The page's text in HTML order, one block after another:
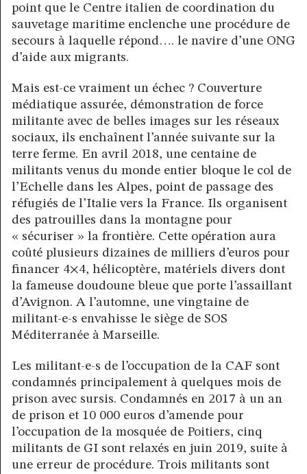
point que le Centre italien de coordination du
sauvetage maritime enclenche une procédure de
secours à laquelle répond…. le navire d’une ONG
d’aide aux migrants.
Mais est-ce vraiment un échec ? Couverture
médiatique assurée, démonstration de force
militante avec de belles images sur les réseaux
sociaux, ils enchaînent l’année suivante sur la
terre ferme. En avril 2018, une centaine de
militants venus du monde entier bloque le col de
l’Echelle dans les Alpes, point de passage des
réfugiés de l’Italie vers la France. Ils organisent
des patrouilles dans la montagne pour
« sécuriser » la frontière. Cette opération aura
coûté plusieurs dizaines de milliers d’euros pour
financer 4×4, hélicoptère, matériels divers dont
la fameuse doudoune bleue que porte l’assaillant
d’Avignon. A l’automne, une vingtaine de
militant-e-s envahisse le siège de SOS
Méditerranée à Marseille.
Les militant-e-s de l’occupation de la CAF sont
condamnés principalement à quelques mois de
prison avec sursis. Condamnés en 2017 à un an
de prison et 10 000 euros d’amende pour
l’occupation de la mosquée de Poitiers, cinq
militants de GI sont relaxés en juin 2019, suite à
une erreur de procédure. Trois militants sont